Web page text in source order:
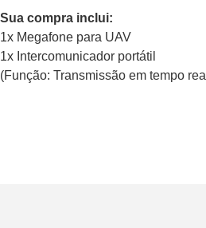
Sua compra inclui:
1x Megafone para UAV
1x Intercomunicador portátil
(Função: Transmissão em tempo